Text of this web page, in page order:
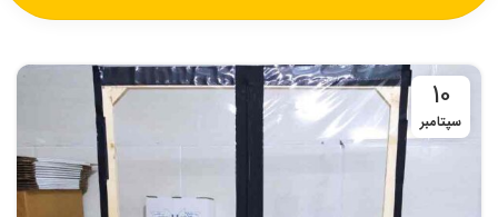
10
سپتامبر